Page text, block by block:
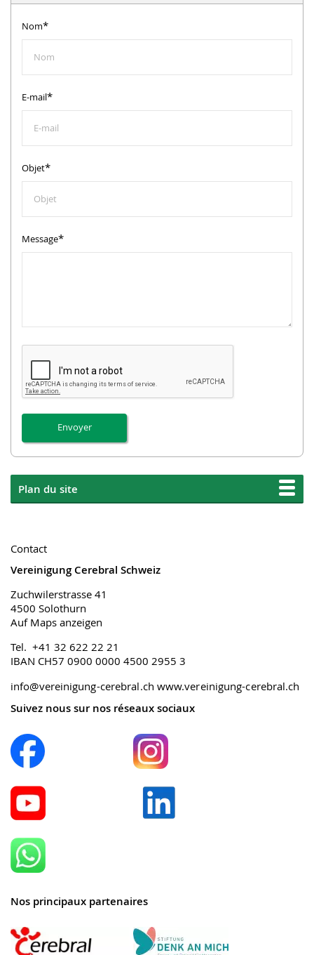
Nom*
E-mail*
Objet*
Message*
Plan du site
Contact
Vereinigung Cerebral Schweiz
Zuchwilerstrasse 41
4500 Solothurn
Auf Maps anzeigen
Tel. +41 32 622 22 21
IBAN CH57 0900 0000 4500 2955 3
info@vereinigung-cerebral.ch www.vereinigung-cerebral.ch
Suivez nous sur nos réseaux sociaux
Nos principaux partenaires